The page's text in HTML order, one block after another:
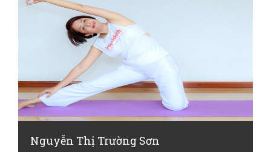
Nguyễn Thị Trường Sơn